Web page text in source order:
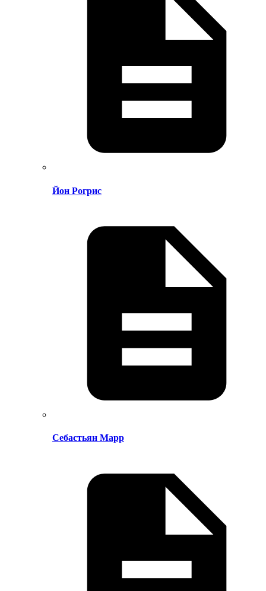
Йон Рогрис
Себастьян Марр